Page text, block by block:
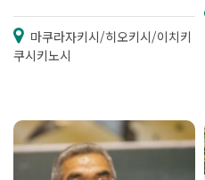
마쿠라자키시/히오키시/이치키
쿠시키노시